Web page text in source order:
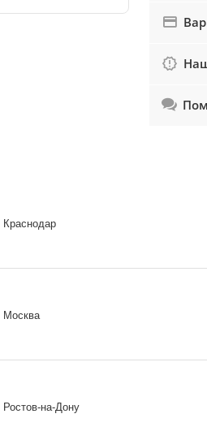
Краснодар
Москва
Ростов-на-Дону